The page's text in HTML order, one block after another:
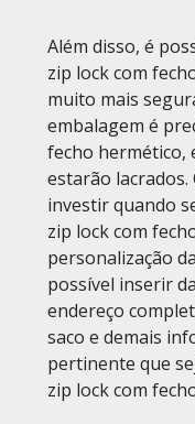
Além disso, é
zip lock com
muito mais
embalagem é
fecho hermético,
estarão
investir quando
zip lock com
personalização
possível inserir
endereço
saco e demais
pertinente que
zip lock com